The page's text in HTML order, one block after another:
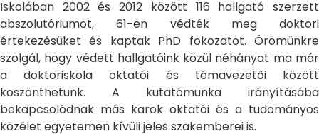
Iskolában 2002 és 2012 között 116 hallgató szerzett
abszolutóriumot, 61-en védték meg doktori
értekezésüket és kaptak PhD fokozatot. Örömünkre
szolgál, hogy védett hallgatóink közül néhányat ma már
a doktoriskola oktatói és témavezetői között
köszönthetünk. A kutatómunka irányításába
bekapcsolódnak más karok oktatói és a tudományos
közélet egyetemen kívüli jeles szakemberei is.